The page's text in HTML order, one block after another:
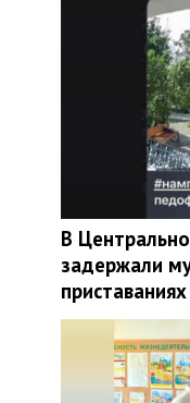
В
задержали